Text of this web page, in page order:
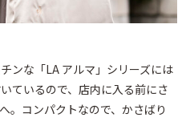
ンな「LA アルマ」シリーズには
ているので、店内に入る前にさ
。コンパクトなので、かさばり